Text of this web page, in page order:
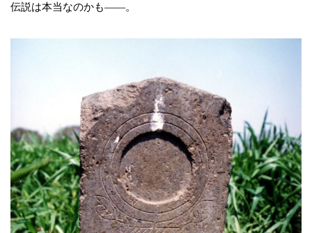
伝説は本当なのかも――。